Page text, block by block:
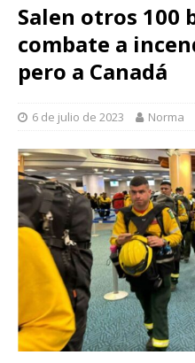
Salen otros 100
combate a
pero a Canadá
6 de julio de 2023 Norma